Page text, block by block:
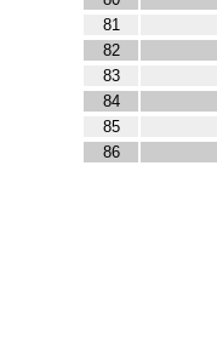
81
82
83
84
85
86